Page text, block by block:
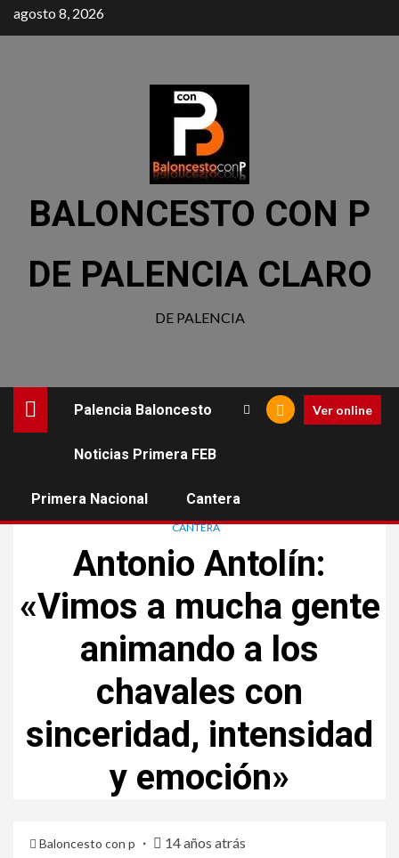
agosto 8, 2026
BALONCESTO CON P
DE PALENCIA CLARO
DE PALENCIA
Palencia Baloncesto
Noticias Primera FEB
Primera Nacional Cantera
Ver online
CAMPEONATO DE ESPAÑA CADETE MASCULINO. MARÍN DEL 27 DE MAYO
CANTERA
Antonio Antolín:
«Vimos a mucha gente
animando a los
chavales con
sinceridad, intensidad
y emoción»
Baloncesto con p 14 años atrás